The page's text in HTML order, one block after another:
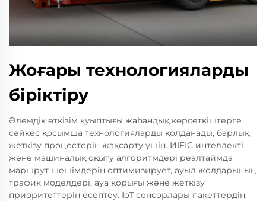
Жоғары технологияларды
біріктіру
Әлемдік өткізім қуыптығы жаһандық көрсеткіштерге
сәйкес қосымша технологияларды қолданады, барлық
жеткізу процестерін жақсарту үшін. ИIFIC интеллекті
және машиналық оқыту алгоритмдері реалтаймда
маршрут шешімдерін оптимизирует, ауыл жолдарының
трафик моделдері, ауа қорығы және жеткізу
приоритеттерін есептеу. IoT сенсорлары пакеттердің